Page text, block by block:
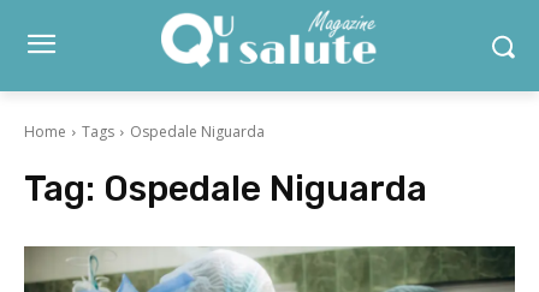
Home Tags Ospedale Niguarda
Tag: Ospedale Niguarda